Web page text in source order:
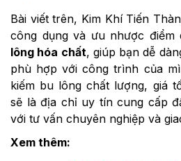
Bài viết trên, Kim Khí Tiến
công dụng và ưu nhược điểm
lông hóa chất, giúp bạn dễ
phù hợp với công trình của
kiếm bu lông chất lượng, giá
sẽ là địa chỉ uy tín cung cấp
với tư vấn chuyên nghiệp và
Xem thêm: